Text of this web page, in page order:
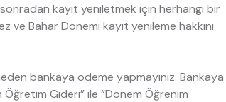
kayıt yeniletmek için herhangi bir
Bahar Dönemi kayıt yenileme hakkını
bankaya ödeme yapmayınız. Bankaya
Öğretim Gideri” ile “Dönem Öğrenim